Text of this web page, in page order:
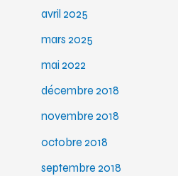
avril 2025
mars 2025
mai 2022
décembre 2018
novembre 2018
octobre 2018
septembre 2018